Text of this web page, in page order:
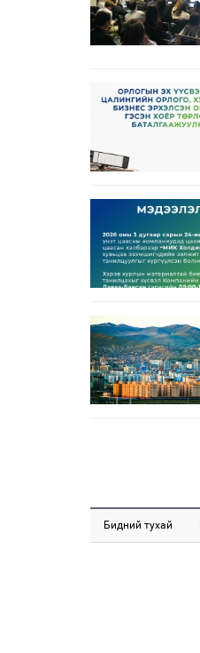
Бидний тухай